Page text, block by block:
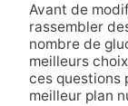
Avant de
rassembler
nombre de
meilleurs
ces questions
meilleur plan